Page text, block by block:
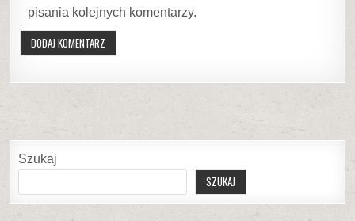
pisania kolejnych komentarzy.
Szukaj
SZUKAJ